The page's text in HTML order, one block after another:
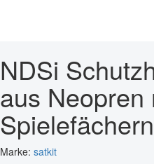
NDSi
aus Neopren
Spielefächern
Marke: satkit